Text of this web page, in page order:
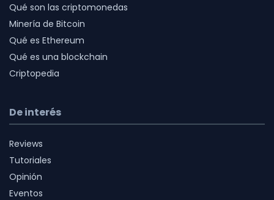
Qué son las criptomonedas
Minería de Bitcoin
Qué es Ethereum
Qué es una blockchain
Criptopedia
De interés
Reviews
Tutoriales
Opinión
Eventos